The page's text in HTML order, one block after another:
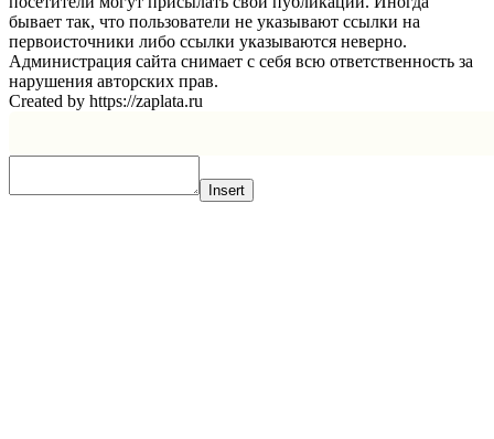
бывает так, что пользователи не указывают ссылки на
первоисточники либо ссылки указываются неверно.
Администрация сайта снимает с себя всю ответственность за
нарушения авторских прав.
Created by https://zaplata.ru
Insert